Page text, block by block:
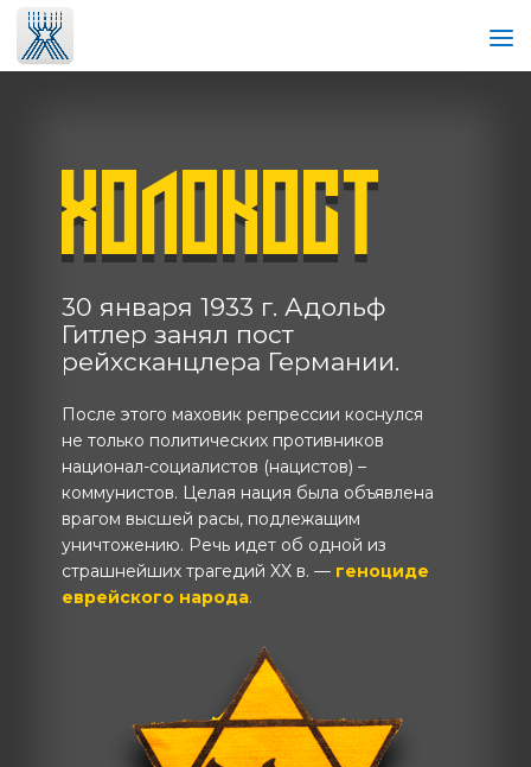
ХОЛОКОСТ
30 января 1933 г. Адольф
Гитлер занял пост
рейхсканцлера Германии.
После этого маховик репрессии коснулся
не только политических противников
национал-социалистов (нацистов) –
коммунистов. Целая нация была объявлена
врагом высшей расы, подлежащим
уничтожению. Речь идет об одной из
страшнейших трагедий XX в. — геноциде
еврейского народа.